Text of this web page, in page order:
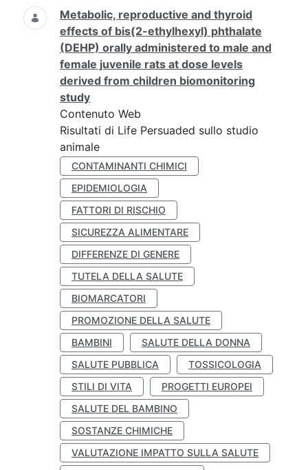
Ricerca
Metabolic, reproductive and thyroid
effects of bis(2-ethylhexyl) phthalate
(DEHP) orally administered to male and
female juvenile rats at dose levels
derived from children biomonitoring
study
Contenuto Web
Risultati di Life Persuaded sullo studio
animale
CONTAMINANTI CHIMICI
EPIDEMIOLOGIA
FATTORI DI RISCHIO
SICUREZZA ALIMENTARE
DIFFERENZE DI GENERE
TUTELA DELLA SALUTE
BIOMARCATORI
PROMOZIONE DELLA SALUTE
BAMBINI
SALUTE DELLA DONNA
SALUTE PUBBLICA
TOSSICOLOGIA
STILI DI VITA
PROGETTI EUROPEI
SALUTE DEL BAMBINO
SOSTANZE CHIMICHE
VALUTAZIONE IMPATTO SULLA SALUTE